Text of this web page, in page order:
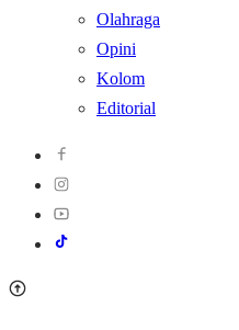
Olahraga
Opini
Kolom
Editorial